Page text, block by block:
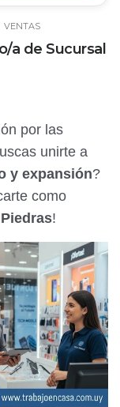
VENTAS
a de Sucursal
por las
unirte a
y expansión?
como
!